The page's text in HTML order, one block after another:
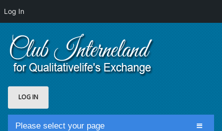
Log In
LOG IN
Please select your page